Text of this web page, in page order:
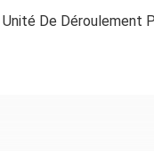
Unité De Déroulement